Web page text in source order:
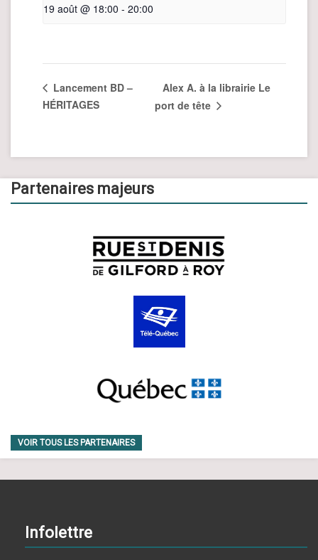
19 août @ 18:00 - 20:00
Lancement BD –
HÉRITAGES
Alex A. à la librairie Le
port de tête
Partenaires majeurs
VOIR TOUS LES PARTENAIRES
Infolettre